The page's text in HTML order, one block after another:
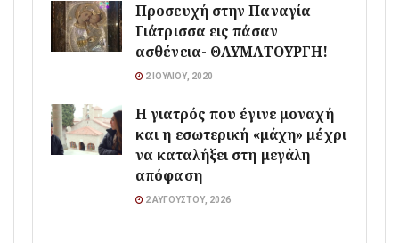
Προσευχή στην Παναγία
Γιάτρισσα εις πάσαν
ασθένεια- ΘΑΥΜΑΤΟΥΡΓΗ!
2 ΙΟΥΛΊΟΥ, 2020
Η γιατρός που έγινε μοναχή
και η εσωτερική «μάχη» μέχρι
να καταλήξει στη μεγάλη
απόφαση
2 ΑΥΓΟΎΣΤΟΥ, 2026